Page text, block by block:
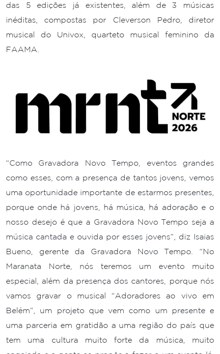
das 5 edições já existentes, além de 3 músicas
inéditas, compostas por Cleverson Pedro, diretor
musical do Univox, quarteto musical feminino da
FAAMA.
“Como Gravadora Novo Tempo, eventos grandes
como esses, com a presença de tantos jovens, vemos
uma oportunidade importante de estarmos presentes,
porque onde há jovens, há música, há adoração e o
nosso desejo é que a Gravadora Novo Tempo seja a
música cantada e ouvida por esses jovens”, diz Isaias
Bueno, gerente da Gravadora Novo Tempo. “No
Maranata Norte, nós teremos um evento muito
especial, além da presença dos cantores, porque nós
vamos gravar o musical “Adoradores ao vivo em
Belém”, um projeto que vem como um presente e
uma parceria em gratidão a uma região do país que
tem uma cultura muito forte da música, muito